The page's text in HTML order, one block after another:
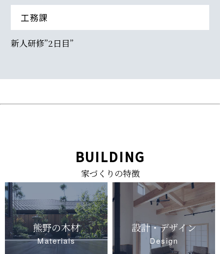
工務課
新人研修”2日目”
BUILDING
家づくりの特徴
熊野の木材
Materials
設計・デザイン
Design